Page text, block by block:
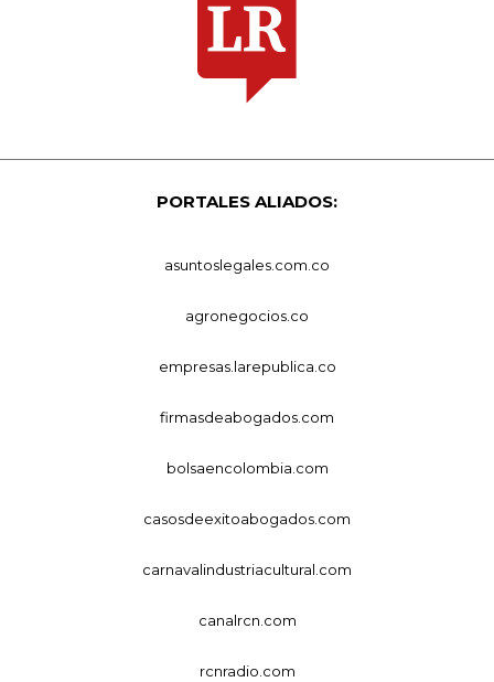
PORTALES ALIADOS:
asuntoslegales.com.co
agronegocios.co
empresas.larepublica.co
firmasdeabogados.com
bolsaencolombia.com
casosdeexitoabogados.com
carnavalindustriacultural.com
canalrcn.com
rcnradio.com